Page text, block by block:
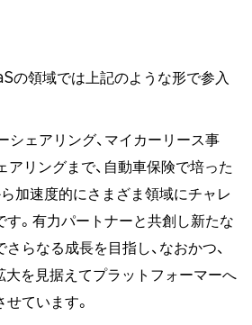
の領域では上記のような形で参入
シェアリング、マイカーリース事
アリングまで、自動車保険で培った
加速度的にさまざま領域にチャレ
す。有力パートナーと共創し新たな
らなる成長を目指し、なおかつ、
を見据えてプラットフォーマーへ
ています。